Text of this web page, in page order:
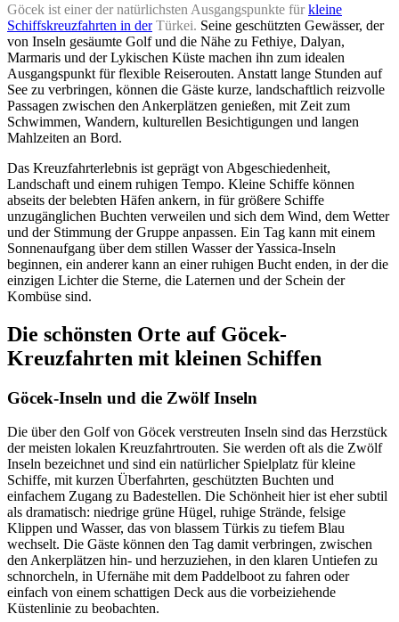
Göcek ist einer der natürlichsten Ausgangspunkte für kleine
Schiffskreuzfahrten in der Türkei. Seine geschützten Gewässer, der
von Inseln gesäumte Golf und die Nähe zu Fethiye, Dalyan,
Marmaris und der Lykischen Küste machen ihn zum idealen
Ausgangspunkt für flexible Reiserouten. Anstatt lange Stunden auf
See zu verbringen, können die Gäste kurze, landschaftlich reizvolle
Passagen zwischen den Ankerplätzen genießen, mit Zeit zum
Schwimmen, Wandern, kulturellen Besichtigungen und langen
Mahlzeiten an Bord.
Das Kreuzfahrterlebnis ist geprägt von Abgeschiedenheit,
Landschaft und einem ruhigen Tempo. Kleine Schiffe können
abseits der belebten Häfen ankern, in für größere Schiffe
unzugänglichen Buchten verweilen und sich dem Wind, dem Wetter
und der Stimmung der Gruppe anpassen. Ein Tag kann mit einem
Sonnenaufgang über dem stillen Wasser der Yassica-Inseln
beginnen, ein anderer kann an einer ruhigen Bucht enden, in der die
einzigen Lichter die Sterne, die Laternen und der Schein der
Kombüse sind.
Die schönsten Orte auf Göcek-
Kreuzfahrten mit kleinen Schiffen
Göcek-Inseln und die Zwölf Inseln
Die über den Golf von Göcek verstreuten Inseln sind das Herzstück
der meisten lokalen Kreuzfahrtrouten. Sie werden oft als die Zwölf
Inseln bezeichnet und sind ein natürlicher Spielplatz für kleine
Schiffe, mit kurzen Überfahrten, geschützten Buchten und
einfachem Zugang zu Badestellen. Die Schönheit hier ist eher subtil
als dramatisch: niedrige grüne Hügel, ruhige Strände, felsige
Klippen und Wasser, das von blassem Türkis zu tiefem Blau
wechselt. Die Gäste können den Tag damit verbringen, zwischen
den Ankerplätzen hin- und herzuziehen, in den klaren Untiefen zu
schnorcheln, in Ufernähe mit dem Paddelboot zu fahren oder
einfach von einem schattigen Deck aus die vorbeiziehende
Küstenlinie zu beobachten.